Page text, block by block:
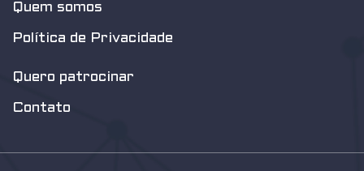
Quem somos
Política de Privacidade
Quero patrocinar
Contato